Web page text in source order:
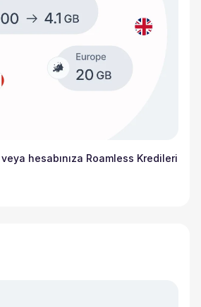
hesabınıza Roamless Kredileri